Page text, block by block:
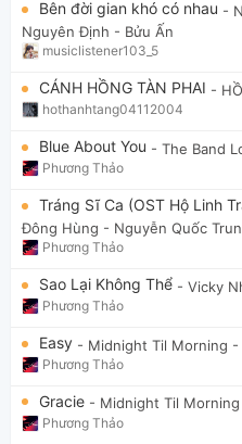
Bên đời gian khó có nhau -
Nguyên Định - Bửu Ấn
musiclistener103_5
CÁNH HỒNG TÀN PHAI -
hothanhtang04112004
Blue About You - The Band
Phương Thảo
Tráng Sĩ Ca (OST Hộ Linh
Đông Hùng - Nguyễn Quốc
Phương Thảo
Sao Lại Không Thể - Vicky
Phương Thảo
Easy - Midnight Til Morning -
Phương Thảo
Gracie - Midnight Til Morning
Phương Thảo